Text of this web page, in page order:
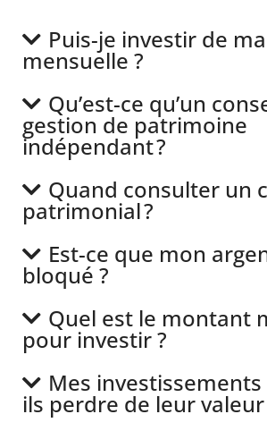
Puis-je investir de
mensuelle ?
Qu’est-ce qu’un
gestion de patrimoine
indépendant ?
Quand consulter un
patrimonial ?
Est-ce que mon
bloqué ?
Quel est le montant
pour investir ?
Mes
ils perdre de leur valeur